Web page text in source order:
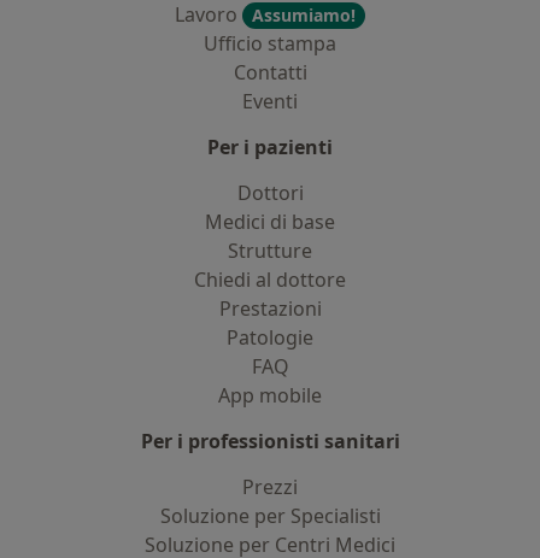
Lavoro
Assumiamo!
Ufficio stampa
Contatti
Eventi
Per i pazienti
Dottori
Medici di base
Strutture
Chiedi al dottore
Prestazioni
Patologie
FAQ
App mobile
Per i professionisti sanitari
Prezzi
Soluzione per Specialisti
Soluzione per Centri Medici